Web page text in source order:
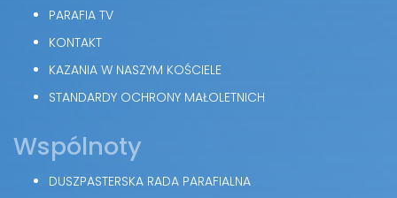
PARAFIA TV
KONTAKT
KAZANIA W NASZYM KOŚCIELE
STANDARDY OCHRONY MAŁOLETNICH
Wspólnoty
DUSZPASTERSKA RADA PARAFIALNA